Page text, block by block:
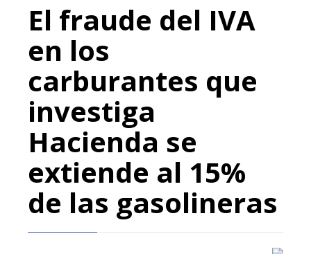
El fraude del IVA
en los
carburantes que
investiga
Hacienda se
extiende al 15%
de las gasolineras